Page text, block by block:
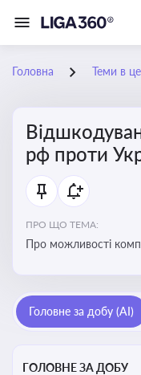
Головна Теми в
рф проти
ПРО ЩО ТЕМА:
Про можливості
Головне за добу (AI)
ГОЛОВНЕ ЗА ДОБУ